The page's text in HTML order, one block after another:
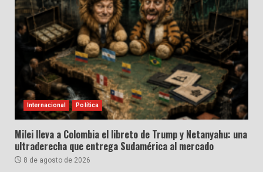
Internacional Política
Milei lleva a Colombia el libreto de Trump y Netanyahu: una
ultraderecha que entrega Sudamérica al mercado
8 de agosto de 2026